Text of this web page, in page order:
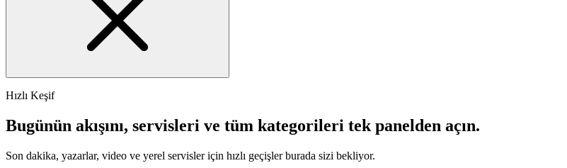
Hızlı Keşif
Bugünün akışını, servisleri ve tüm kategorileri tek panelden açın.
Son dakika, yazarlar, video ve yerel servisler için hızlı geçişler burada sizi bekliyor.